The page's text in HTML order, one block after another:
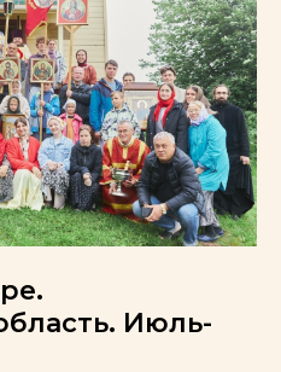
Июль-